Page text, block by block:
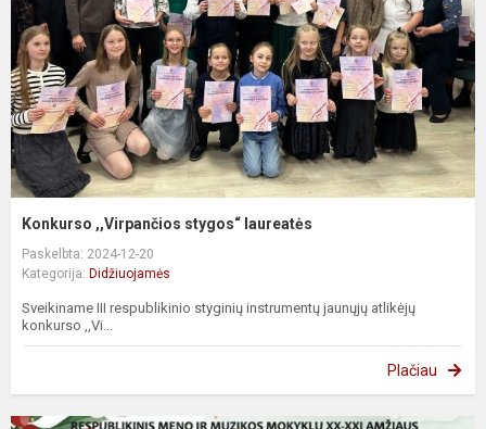
Konkurso ,,Virpančios stygos“ laureatės
Paskelbta: 2024-12-20
Kategorija: Didžiuojamės
Sveikiname III respublikinio styginių instrumentų jaunųjų atlikėjų
konkurso ,,Vi...
Plačiau